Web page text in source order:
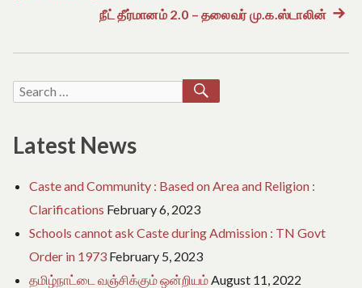
navigationநீட் தீர்மானம் 2.0 – தலைவர் மு.க.ஸ்டாலின்Next
Search
Latest News
Caste and Community : Based on Area and Religion :
Clarifications February 6, 2023
Schools cannot ask Caste during Admission : TN Govt
Order in 1973 February 5, 2023
தமிழ்நாட்டை வஞ்சிக்கும் ஒன்றியம் August 11, 2022